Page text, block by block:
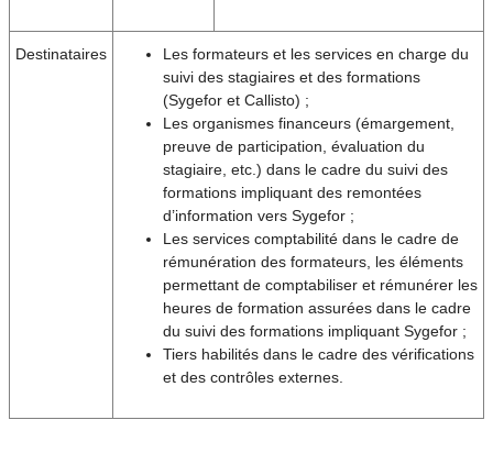
Destinataires
Les formateurs et les services en charge du
suivi des stagiaires et des formations
(Sygefor et Callisto) ;
Les organismes financeurs (émargement,
preuve de participation, évaluation du
stagiaire, etc.) dans le cadre du suivi des
formations impliquant des remontées
d’information vers Sygefor ;
Les services comptabilité dans le cadre de
rémunération des formateurs, les éléments
permettant de comptabiliser et rémunérer les
heures de formation assurées dans le cadre
du suivi des formations impliquant Sygefor ;
Tiers habilités dans le cadre des vérifications
et des contrôles externes.